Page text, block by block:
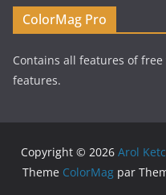
ColorMag Pro
Contains all features of
features.
Copyright © 2026 Arol
Theme ColorMagpar